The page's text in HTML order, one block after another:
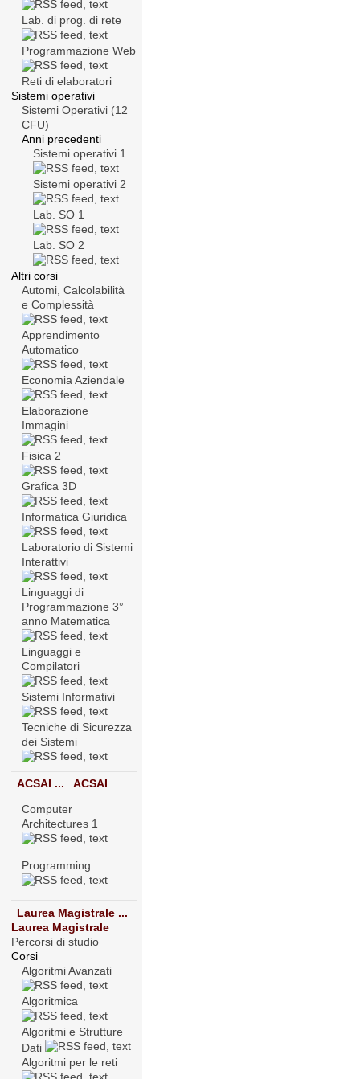
Lab. di prog. di rete
Programmazione Web
Reti di elaboratori
Sistemi operativi
Sistemi Operativi (12
CFU)
Anni precedenti
Sistemi operativi 1
Sistemi operativi 2
Lab. SO 1
Lab. SO 2
Altri corsi
Automi, Calcolabilità
e Complessità
Apprendimento
Automatico
Economia Aziendale
Elaborazione
Immagini
Fisica 2
Grafica 3D
Informatica Giuridica
Laboratorio di Sistemi
Interattivi
Linguaggi di
Programmazione 3°
anno Matematica
Linguaggi e
Compilatori
Sistemi Informativi
Tecniche di Sicurezza
dei Sistemi
ACSAI ... ACSAI
Computer
Architectures 1
Programming
Laurea Magistrale ...
Laurea Magistrale
Percorsi di studio
Corsi
Algoritmi Avanzati
Algoritmica
Algoritmi e Strutture
Dati
Algoritmi per le reti